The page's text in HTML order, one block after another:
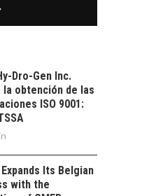
en
EL
DE
LOCAL
de
el
Dro-Gen Inc.
la obtención de las
ISO 9001:
Its Belgian
with the